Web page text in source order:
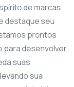
de marcas
destaque seu
prontos
para desenvolver
suas
sua